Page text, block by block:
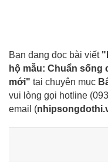
Bạn đang đọc bài viết
hộ mẫu: Chuẩn sống
mới" tại chuyên mục
vui lòng gọi hotline
email (